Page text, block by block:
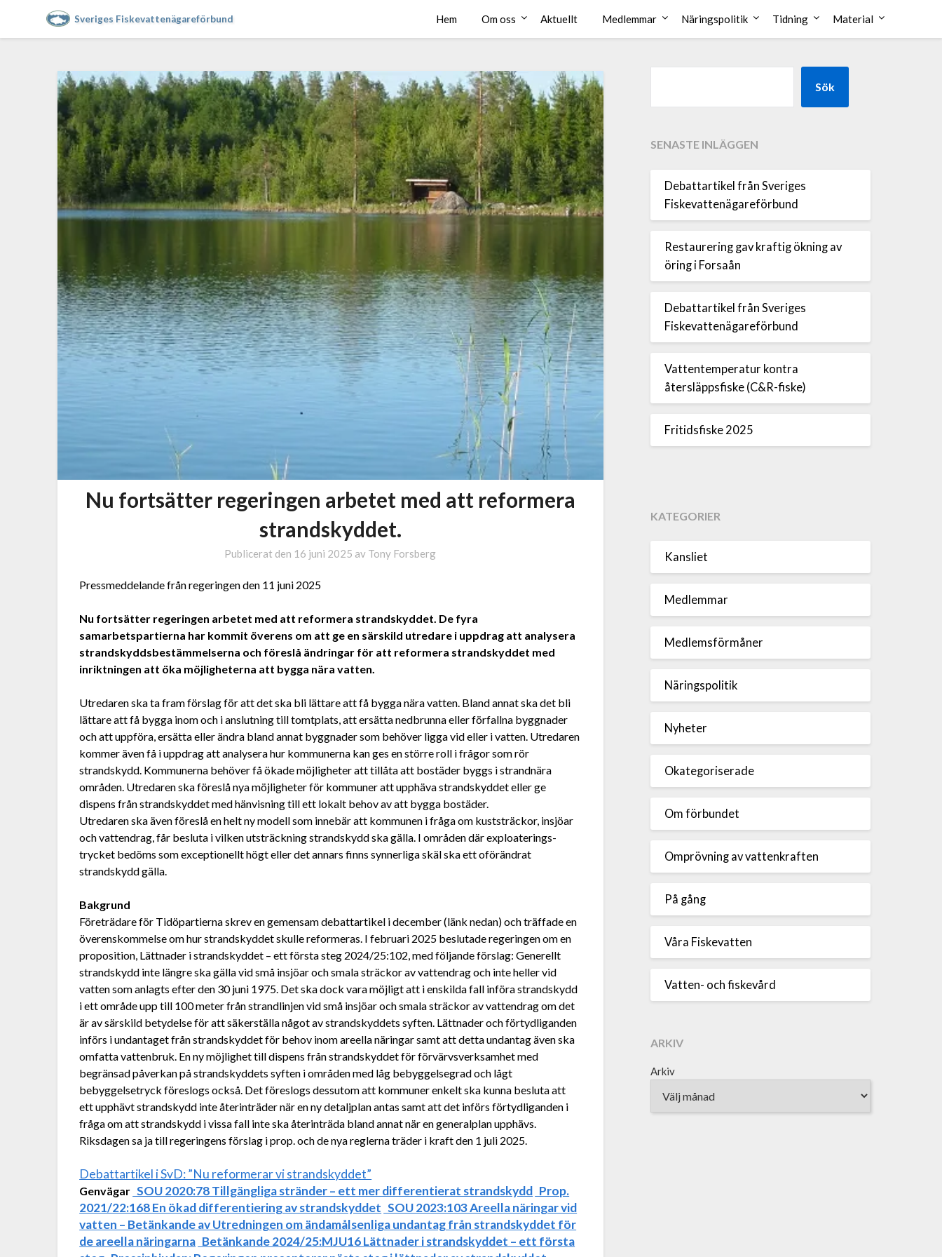
Sveriges Fiskevattenägareförbund Hem Om oss Aktuellt Medlemmar Näringspolitik Tidning Material
Nu fortsätter regeringen arbetet med att reformera
strandskyddet.
Publicerat den 16 juni 2025 av Tony Forsberg
Pressmeddelande från regeringen den 11 juni 2025
Nu fortsätter regeringen arbetet med att reformera strandskyddet. De fyra
samarbetspartierna har kommit överens om att ge en särskild utredare i uppdrag att analysera
strandskyddsbestämmelserna och föreslå ändringar för att reformera strandskyddet med
inriktningen att öka möjligheterna att bygga nära vatten.
Utredaren ska ta fram förslag för att det ska bli lättare att få bygga nära vatten. Bland annat ska det bli
lättare att få bygga inom och i anslutning till tomtplats, att ersätta nedbrunna eller förfallna byggnader
och att uppföra, ersätta eller ändra bland annat byggnader som behöver ligga vid eller i vatten. Utredaren
kommer även få i uppdrag att analysera hur kommunerna kan ges en större roll i frågor som rör
strandskydd. Kommunerna behöver få ökade möjligheter att tillåta att bostäder byggs i strandnära
områden. Utredaren ska föreslå nya möjligheter för kommuner att upphäva strandskyddet eller ge
dispens från strandskyddet med hänvisning till ett lokalt behov av att bygga bostäder.
Utredaren ska även föreslå en helt ny modell som innebär att kommunen i fråga om kuststräckor, insjöar
och vattendrag, får besluta i vilken utsträckning strandskydd ska gälla. I områden där exploaterings­
trycket bedöms som exceptionellt högt eller det annars finns synnerliga skäl ska ett oförändrat
strandskydd gälla.
Bakgrund
Företrädare för Tidöpartierna skrev en gemensam debattartikel i december (länk nedan) och träffade en
överenskommelse om hur strandskyddet skulle reformeras. I februari 2025 beslutade regeringen om en
proposition, Lättnader i strandskyddet – ett första steg 2024/25:102, med följande förslag: Generellt
strandskydd inte längre ska gälla vid små insjöar och smala sträckor av vattendrag och inte heller vid
vatten som anlagts efter den 30 juni 1975. Det ska dock vara möjligt att i enskilda fall införa strandskydd
i ett område upp till 100 meter från strandlinjen vid små insjöar och smala sträckor av vattendrag om det
är av särskild betydelse för att säkerställa något av strandskyddets syften. Lättnader och förtydliganden
införs i undantaget från strandskyddet för behov inom areella näringar samt att detta undantag även ska
omfatta vattenbruk. En ny möjlighet till dispens från strandskyddet för förvärvsverksamhet med
begränsad påverkan på strandskyddets syften i områden med låg bebyggelsegrad och lågt
bebyggelsetryck föreslogs också. Det föreslogs dessutom att kommuner enkelt ska kunna besluta att
ett upphävt strandskydd inte återinträder när en ny detaljplan antas samt att det införs förtydliganden i
fråga om att strandskydd i vissa fall inte ska återinträda bland annat när en generalplan upphävs.
Riksdagen sa ja till regeringens förslag i prop. och de nya reglerna träder i kraft den 1 juli 2025.
Debattartikel i SvD: ”Nu reformerar vi strandskyddet”
Genvägar SOU 2020:78 Tillgängliga stränder – ett mer differentierat strandskydd Prop.
2021/22:168 En ökad differentiering av strandskyddet SOU 2023:103 Areella näringar vid
vatten – Betänkande av Utredningen om ändamålsenliga undantag från strandskyddet för
de areella näringarna Betänkande 2024/25:MJU16 Lättnader i strandskyddet – ett första
Sök
SENASTE INLÄGGEN
Debattartikel från Sveriges
Fiskevattenägareförbund
Restaurering gav kraftig ökning av
öring i Forsaån
Debattartikel från Sveriges
Fiskevattenägareförbund
Vattentemperatur kontra
återsläppsfiske (C&R-fiske)
Fritidsfiske 2025
KATEGORIER
Kansliet
Medlemmar
Medlemsförmåner
Näringspolitik
Nyheter
Okategoriserade
Om förbundet
Omprövning av vattenkraften
På gång
Våra Fiskevatten
Vatten- och fiskevård
ARKIV
Arkiv